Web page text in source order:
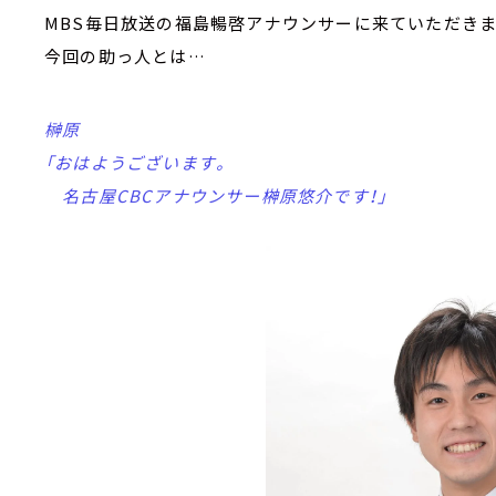
MBS毎日放送の福島暢啓アナウンサーに来ていただきま
今回の助っ人とは…
榊原
「おはようございます。
名古屋CBCアナウンサー榊󠄀原悠介です！」